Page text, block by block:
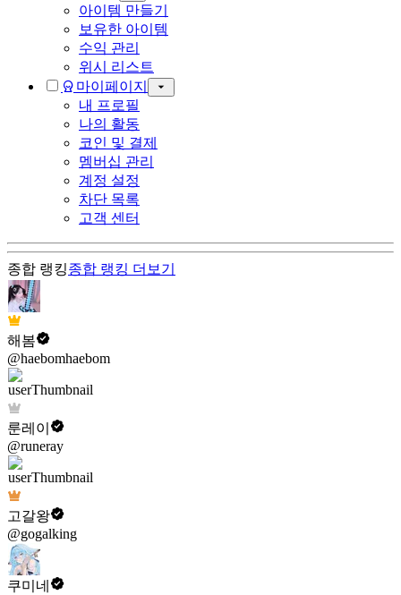
아이템 만들기
보유한 아이템
수익 관리
위시 리스트
마이페이지
내 프로필
나의 활동
코인 및 결제
멤버십 관리
계정 설정
차단 목록
고객 센터
종합 랭킹종합 랭킹 더보기
해봄
@haebomhaebom
룬레이
@runeray
고갈왕
@gogalking
쿠미네